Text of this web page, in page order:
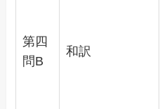
第四
問B
和訳